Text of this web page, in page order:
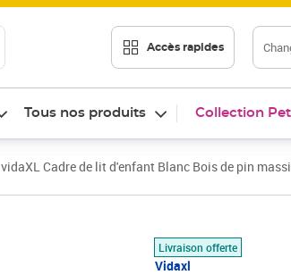
Accès rapides
Tous nos produits Collection
vidaXL Cadre de lit d'enfant Blanc Bois de pin
Livraison offerte
Vidaxl
Prix barré 157,99 €
Prix 105,64€